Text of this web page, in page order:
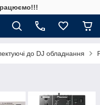
до DJ обладнання